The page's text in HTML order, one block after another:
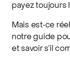
payez toujours
Mais est‑ce
notre guide
et savoir s’il